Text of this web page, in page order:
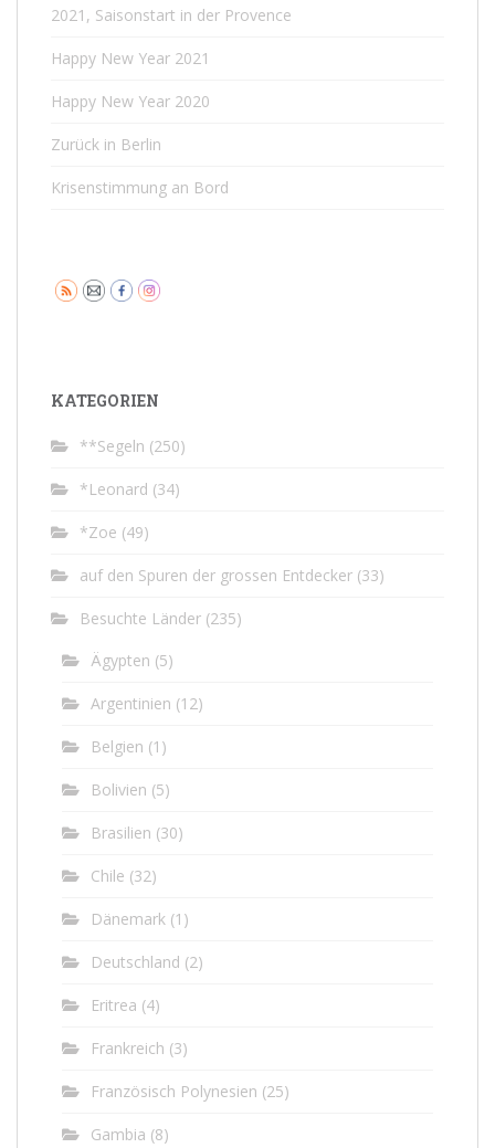
2021, Saisonstart in der Provence
Happy New Year 2021
Happy New Year 2020
Zurück in Berlin
Krisenstimmung an Bord
KATEGORIEN
**Segeln (250)
*Leonard (34)
*Zoe (49)
auf den Spuren der grossen Entdecker (33)
Besuchte Länder (235)
Ägypten (5)
Argentinien (12)
Belgien (1)
Bolivien (5)
Brasilien (30)
Chile (32)
Dänemark (1)
Deutschland (2)
Eritrea (4)
Frankreich (3)
Französisch Polynesien (25)
Gambia (8)